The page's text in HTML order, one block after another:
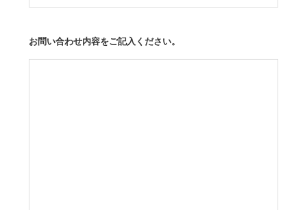
お問い合わせ内容をご記入ください。